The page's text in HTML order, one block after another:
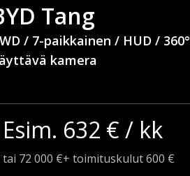
Tang
/ 7-paikkainen / HUD / 360°
kamera
Esim. 632 € / kk
tai 72 000 €+ toimituskulut600 €